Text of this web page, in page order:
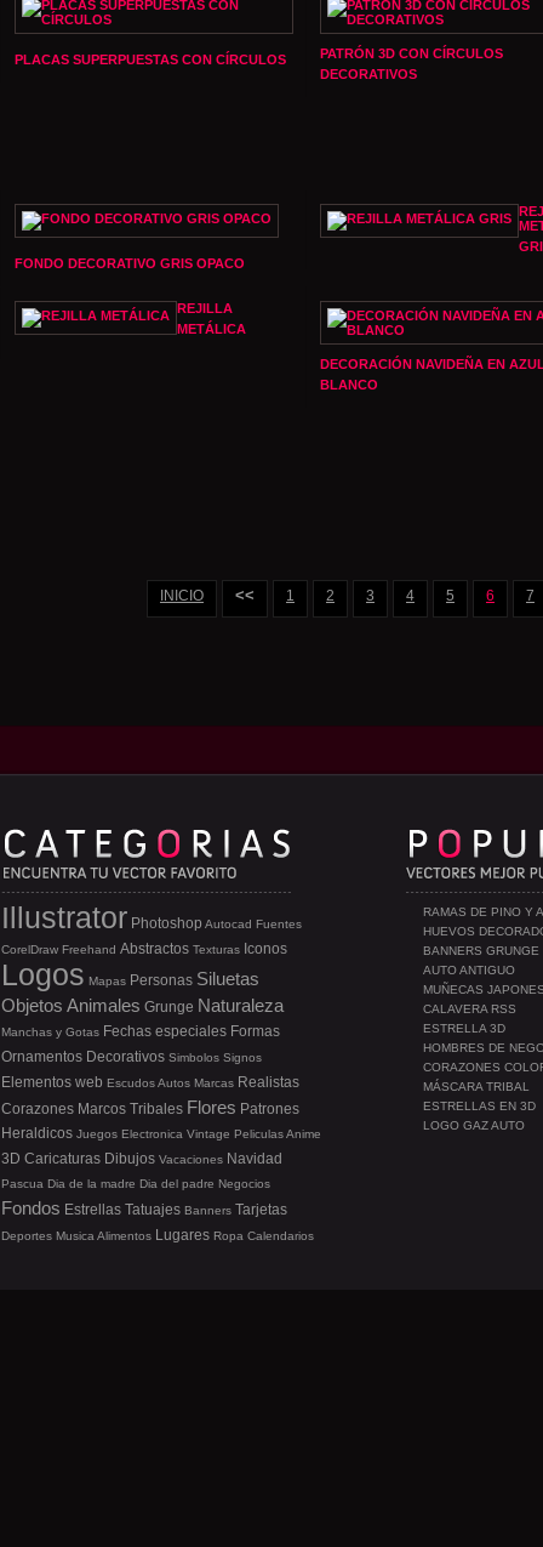
PLACAS SUPERPUESTAS CON CÍRCULOS
PATRÓN 3D CON CÍRCULOS
DECORATIVOS
FONDO DECORATIVO GRIS OPACO
REJILLA
METÁLICA
DECORACIÓN NAVIDEÑA EN
BLANCO
INICIO << 1 2 3 4 5 6 7
RAMAS DE PINO Y
HUEVOS
BANNERS GRUNGE
AUTO ANTIGUO
MUÑECAS
CALAVERA RSS
ESTRELLA 3D
HOMBRES DE
CORAZONES
MÁSCARA TRIBAL
ESTRELLAS EN 3D
LOGO GAZ AUTO
Illustrator Photoshop Autocad Fuentes
CorelDraw Freehand Abstractos Texturas Iconos
Logos Mapas Personas Siluetas
Objetos Animales Grunge Naturaleza
Manchas y Gotas Fechas especiales Formas
Ornamentos Decorativos Simbolos Signos
Elementos web EscudosAutos Marcas Realistas
Corazones Marcos Tribales Flores Patrones
Heraldicos Juegos Electronica Vintage PeliculasAnime
3D Caricaturas Dibujos Vacaciones Navidad
Pascua Dia de la madre Dia del padre Negocios
Fondos Estrellas Tatuajes Banners Tarjetas
Deportes Musica Alimentos Lugares Ropa Calendarios